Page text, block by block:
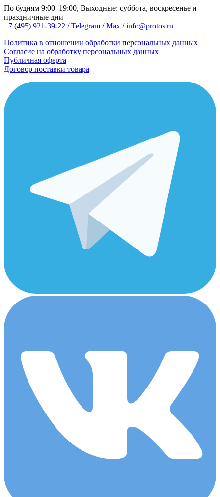
По будням 9:00–19:00, Выходные: суббота, воскресенье и
праздничные дни
+7 (495) 921-39-22 /Telegram /Max /info@protos.ru
Политика в отношении обработки персональных данных
Согласие на обработку персональных данных
Публичная оферта
Договор поставки товара